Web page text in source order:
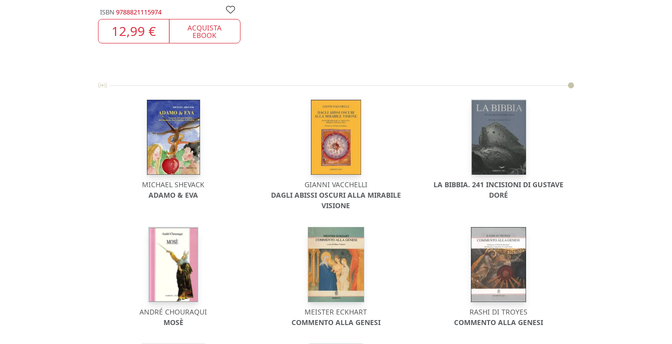
ISBN 9788821115974
12,99 € ACQUISTA
EBOOK
MICHAEL SHEVACK
ADAMO & EVA
GIANNI VACCHELLI
DAGLI ABISSI OSCURI ALLA MIRABILE
VISIONE
LA BIBBIA. 241 INCISIONI DI GUSTAVE
DORÉ
ANDRÉ CHOURAQUI
MOSÈ
MEISTER ECKHART
COMMENTO ALLA GENESI
RASHI DI TROYES
COMMENTO ALLA GENESI